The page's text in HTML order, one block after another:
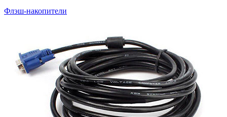
Флэш-накопители